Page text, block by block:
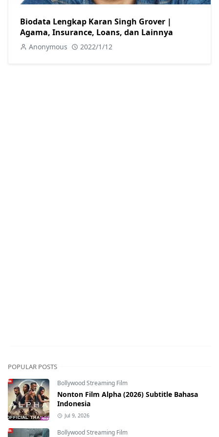
Biodata Lengkap Karan Singh Grover |
Agama, Insurance, Loans, dan Lainnya
Anonymous 2022/1/12
POPULAR POSTS
Bollywood Streaming Film
Nonton Film Alpha (2026) Subtitle Bahasa
Indonesia
Jul 9, 2026
Bollywood Streaming Film